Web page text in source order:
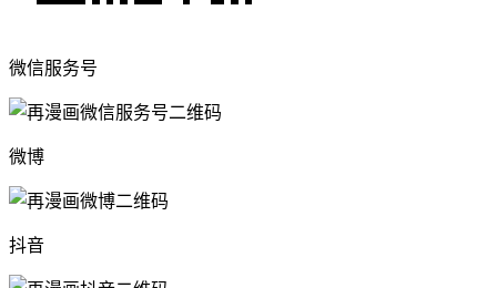
微信服务号
微博
抖音